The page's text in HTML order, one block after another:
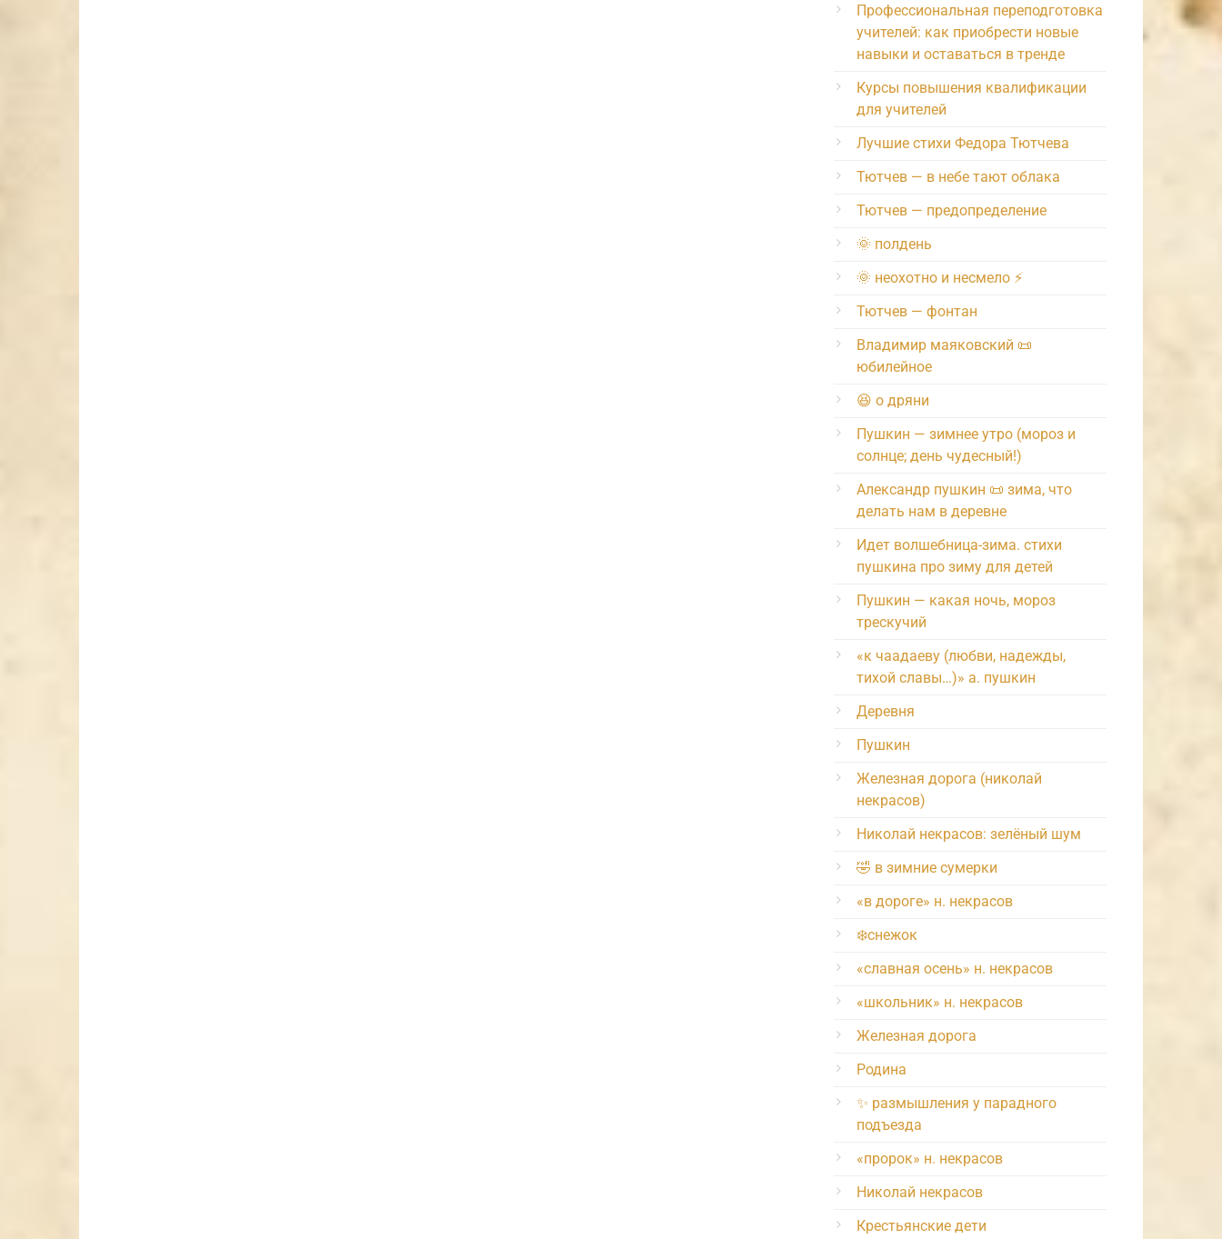
Профессиональная переподготовка
учителей: как приобрести новые
навыки и оставаться в тренде
Курсы повышения квалификации
для учителей
Лучшие стихи Федора Тютчева
Тютчев — в небе тают облака
Тютчев — предопределение
🌞 полдень
🌞 неохотно и несмело ⚡️
Тютчев — фонтан
Владимир маяковский 📜
юбилейное
😆 о дряни
Пушкин — зимнее утро (мороз и
солнце; день чудесный!)
Александр пушкин 📜 зима, что
делать нам в деревне
Идет волшебница-зима. стихи
пушкина про зиму для детей
Пушкин — какая ночь, мороз
трескучий
«к чаадаеву (любви, надежды,
тихой славы…)» а. пушкин
Деревня
Пушкин
Железная дорога (николай
некрасов)
Николай некрасов: зелёный шум
🤣 в зимние сумерки
«в дороге» н. некрасов
❄️снежок
«славная осень» н. некрасов
«школьник» н. некрасов
Железная дорога
Родина
✨ размышления у парадного
подъезда
«пророк» н. некрасов
Николай некрасов
Крестьянские дети